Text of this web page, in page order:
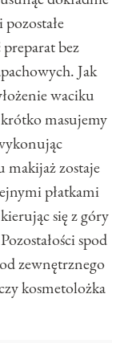
bez
Jak
waciku
masujemy
makijaż zostaje
płatkami
się z góry
spod
zewnętrznego
kosmetolożka